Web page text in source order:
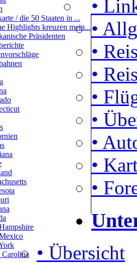
/ die 50 Staaten in ...
Highlights kreuzen mein...
Präsidenten
Carolina
•
•
•
•
•
•
•
•
•
• Übersicht